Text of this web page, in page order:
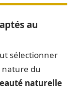
au
sélectionner
nature du
naturelle